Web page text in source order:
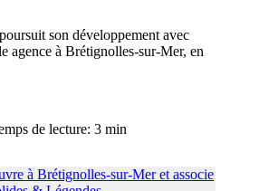
son développement avec
agence à Brétignolles-sur-Mer, en
de lecture: 3 min